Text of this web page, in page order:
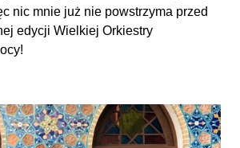
nic mnie już nie powstrzyma przed
edycji Wielkiej Orkiestry